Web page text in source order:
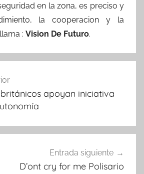
en la zona, es preciso y
la cooperacion y la
: Vision De Futuro.
apoyan iniciativa
Entrada siguiente
D’ont cry for me Polisario